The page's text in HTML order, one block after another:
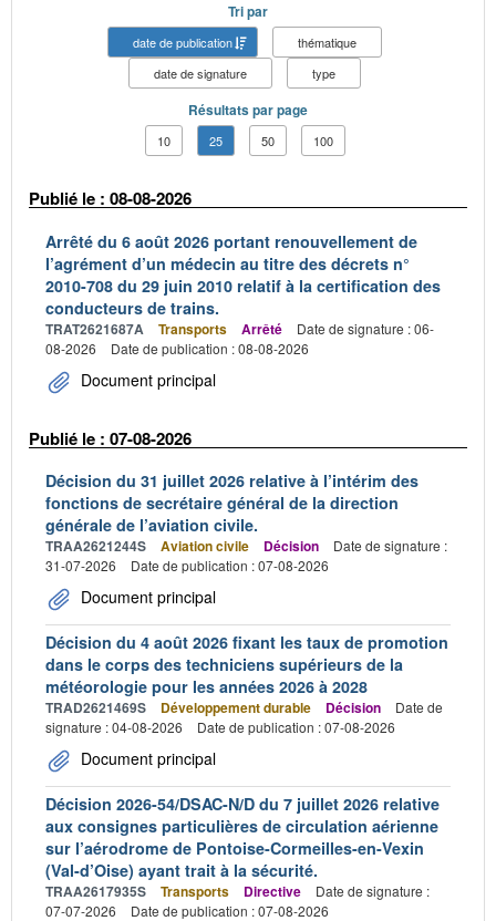
Tri par
date de publication
thématique
date de signature
type
Résultats par page
10 25 50 100
Publié le : 08-08-2026
Arrêté du 6 août 2026 portant renouvellement de
l’agrément d’un médecin au titre des décrets n°
2010-708 du 29 juin 2010 relatif à la certification des
conducteurs de trains.
TRAT2621687A Transports Arrêté
Date de signature : 06-
08-2026
Date de publication : 08-08-2026
Document principal
Publié le : 07-08-2026
Décision du 31 juillet 2026 relative à l’intérim des
fonctions de secrétaire général de la direction
générale de l’aviation civile.
TRAA2621244S Aviation civile Décision
Date de signature :
31-07-2026
Date de publication : 07-08-2026
Document principal
Décision du 4 août 2026 fixant les taux de promotion
dans le corps des techniciens supérieurs de la
météorologie pour les années 2026 à 2028
TRAD2621469S Développement durable Décision
Date de
signature : 04-08-2026
Date de publication : 07-08-2026
Document principal
Décision 2026-54/DSAC-N/D du 7 juillet 2026 relative
aux consignes particulières de circulation aérienne
sur l’aérodrome de Pontoise-Cormeilles-en-Vexin
(Val-d’Oise) ayant trait à la sécurité.
TRAA2617935S Transports Directive
Date de signature :
07-07-2026
Date de publication : 07-08-2026